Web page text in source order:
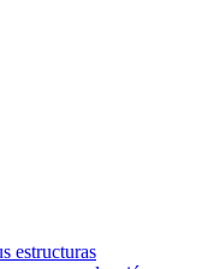
estructuras